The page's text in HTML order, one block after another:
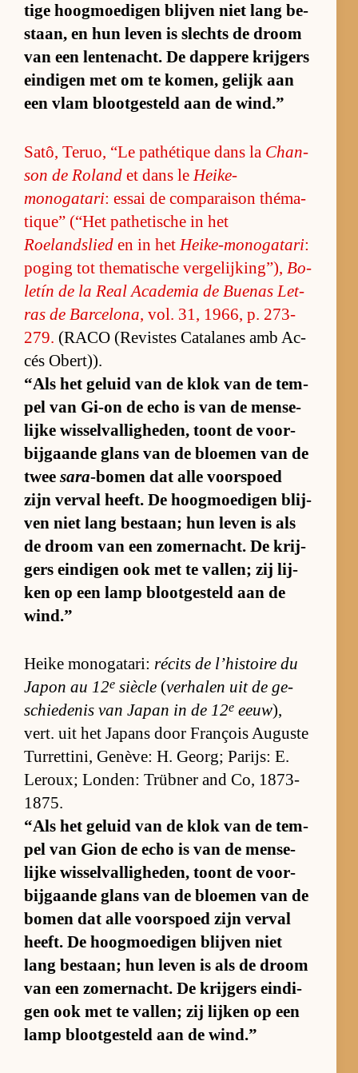
tige hoog­moe­di­gen blij­ven niet lang be­
staan, en hun le­ven is slechts de droom
van een len­te­nacht. De dap­pere krij­gers
ein­di­gen met om te ko­men, ge­lijk aan
een vlam bloot­ge­steld aan de wind.”
Sa­tô, Te­ruo, “Le pa­thé­tique dans la Chan­
son de Roland et dans le Heike-
monogatari: es­sai de com­pa­rai­son thé­ma­
tique” (“Het pa­the­ti­sche in het
Roelandslied en in het Heike-monogatari:
po­ging tot the­ma­ti­sche ver­ge­lij­king”), Bo­
letín de la Real Aca­de­mia de Buenas Let­
ras de Bar­cel­ona, vol. 31, 1966, p. 273-
279. (RACO (Re­vis­tes Ca­ta­la­nes amb Ac­
cés Obert)).
“Als het ge­luid van de klok van de tem­
pel van Gi-on de echo is van de men­se­
lijke wis­sel­val­lig­he­den, toont de voor­
bij­gaande glans van de bloe­men van de
twee sara-bo­men dat alle voor­spoed
zijn ver­val heeft. De hoog­moe­di­gen blij­
ven niet lang be­staan; hun le­ven is als
de droom van een zo­mer­nacht. De krij­
gers ein­di­gen ook met te val­len; zij lij­
ken op een lamp bloot­ge­steld aan de
wind.”
Heike mo­no­ga­ta­ri: ré­cits de l’his­toire du
Ja­pon au 12e si­è­cle (ver­ha­len uit de ge­
schie­de­nis van Ja­pan in de 12e eeuw),
vert. uit het Ja­pans door François Au­guste
Tur­ret­ti­ni, Genève: H. Ge­org; Pa­rijs: E.
Le­roux; Lon­den: Trüb­ner and Co, 1873-
1875.
“Als het ge­luid van de klok van de tem­
pel van Gion de echo is van de men­se­
lijke wis­sel­val­lig­he­den, toont de voor­
bij­gaande glans van de bloe­men van de
bo­men dat alle voor­spoed zijn ver­val
heeft. De hoog­moe­di­gen blij­ven niet
lang be­staan; hun le­ven is als de droom
van een zo­mer­nacht. De krij­gers ein­di­
gen ook met te val­len; zij lij­ken op een
lamp bloot­ge­steld aan de wind.”